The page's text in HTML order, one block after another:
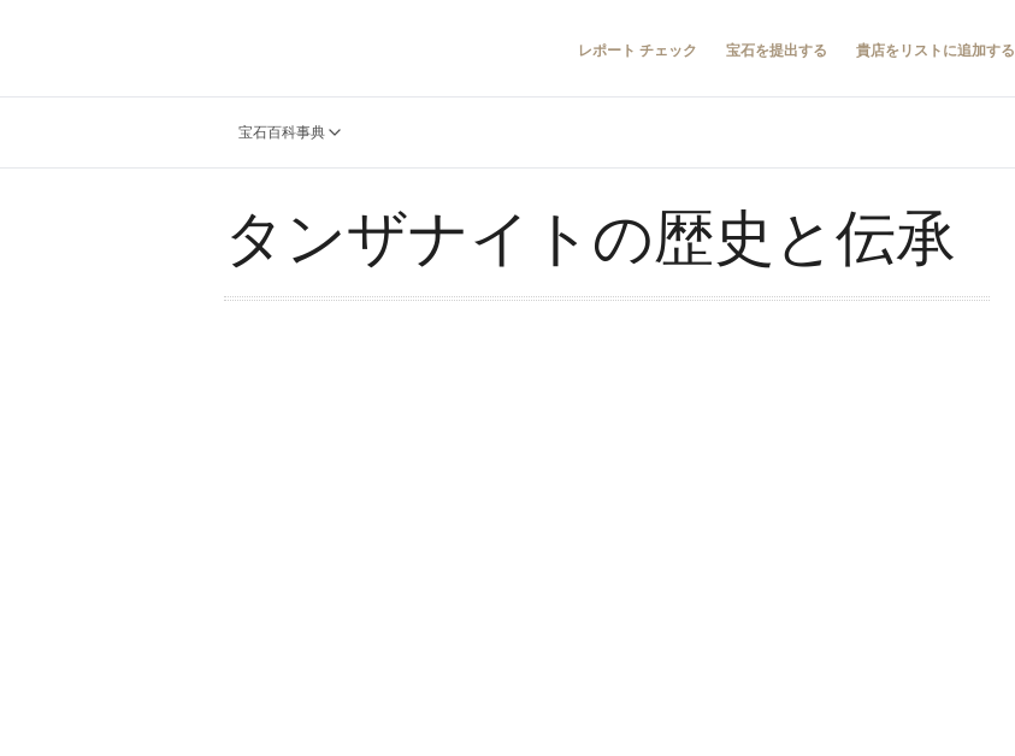
レポート チェック 宝石を提出する 貴店をリストに追加する
宝石百科事典
タンザナイトの歴史と伝承